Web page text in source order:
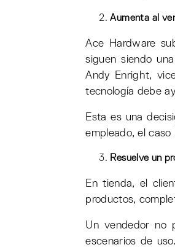
Aumenta al
Ace Hardware
siguen siendo
Andy Enright,
tecnología debe
Esta es una
empleado, el
Resuelve un
En tienda, el
productos,
Un vendedor no
escenarios de